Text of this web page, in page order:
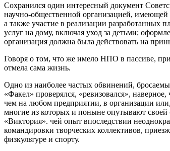
Сохранился один интересный документ
научно-общественной организацией, имеющей
а также участие в реализации разработанных
услуг на дому, включая уход за детьми;
организация должна была действовать на
Говоря о том, что же имело НПО в пассиве,
отмела сама жизнь.
Одно из наиболее частых обвинений,
«Факел» проверялся, «ревизовался»,
чем на любом предприятии, в организации
многие из которых и поныне опутывают своей
«Виктория». чей опыт впоследствии
командировки творческих коллективов,
физкультуре и спорту.